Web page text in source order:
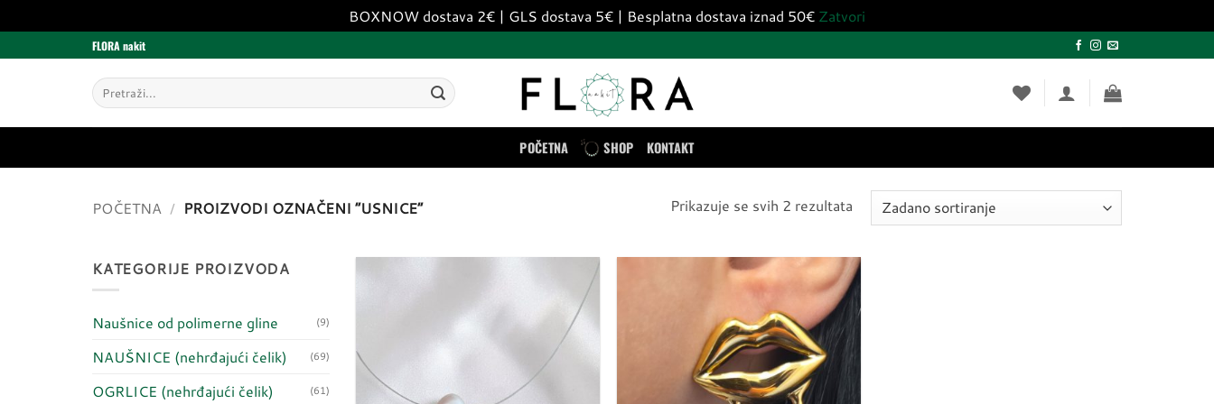
BOXNOW dostava 2€ | GLS dostava 5€ | Besplatna dostava iznad 50€ Zatvori
to
FLORA nakit
Pretraži:
POČETNA SHOP KONTAKT
POČETNA / PROIZVODI OZNAČENI “USNICE” Prikazuje se svih 2 rezultata
KATEGORIJE PROIZVODA
Naušnice od polimerne gline (9)
NAUŠNICE (nehrđajući čelik) (69)
OGRLICE (nehrđajući čelik) (61)
Dodaj
u
listu
želja
Dodaj
u
listu
želja